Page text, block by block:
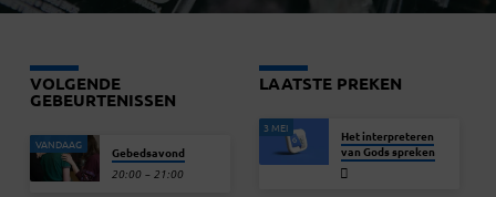
VOLGENDE
GEBEURTENISSEN
VANDAAG Gebedsavond
20:00 – 21:00
LAATSTE PREKEN
3 MEI
Het interpreteren
van Gods spreken